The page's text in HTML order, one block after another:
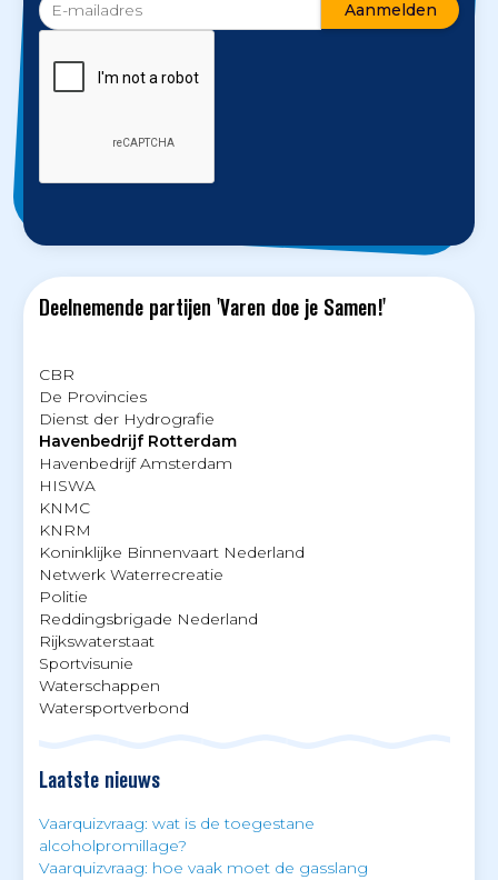
Deelnemende partijen 'Varen doe je Samen!'
CBR
De Provincies
Dienst der Hydrografie
Havenbedrijf Rotterdam
Havenbedrijf Amsterdam
HISWA
KNMC
KNRM
Koninklijke Binnenvaart Nederland
Netwerk Waterrecreatie
Politie
Reddingsbrigade Nederland
Rijkswaterstaat
Sportvisunie
Waterschappen
Watersportverbond
Laatste nieuws
Vaarquizvraag: wat is de toegestane
alcoholpromillage?
Vaarquizvraag: hoe vaak moet de gasslang